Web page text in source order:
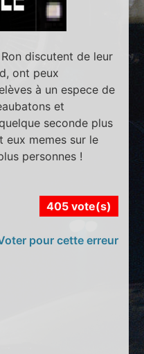
discutent de leur
ont peux
à un espece de
et
seconde plus
memes sur le
personnes !
405 vote(s)
pour cette erreur